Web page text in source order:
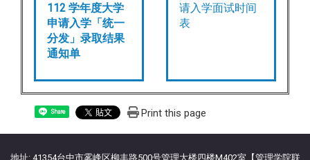
112 学年度大学
申请入学「统一
分发」录取结果
通知单
请入学面试时间
表
Share Print this page
地址: 41354台中市雾峰区柳丰路500号管理大楼四楼M402室【管理学院联